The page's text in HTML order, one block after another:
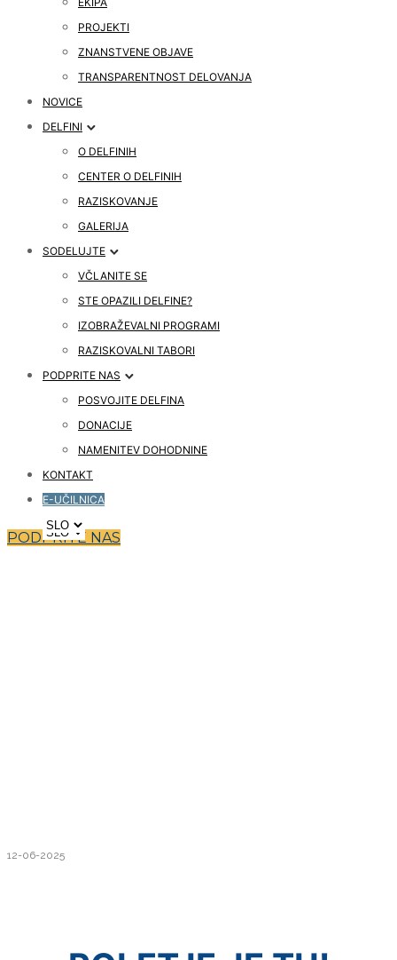
PROJEKTI
ZNANSTVENE OBJAVE
TRANSPARENTNOST DELOVANJA
NOVICE
DELFINI
O DELFINIH
CENTER O DELFINIH
RAZISKOVANJE
GALERIJA
SODELUJTE
VČLANITE SE
STE OPAZILI DELFINE?
IZOBRAŽEVALNI PROGRAMI
RAZISKOVALNI TABORI
PODPRITE NAS
POSVOJITE DELFINA
DONACIJE
NAMENITEV DOHODNINE
KONTAKT
E-UČILNICA
PODPRITE NAS
12-06-2025